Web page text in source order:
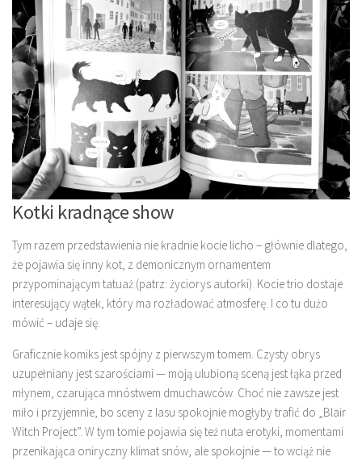
Kotki kradnące show
Tym razem przedstawienia nie kradnie kocie licho – głównie dlatego,
że pojawia się inny kot, z demonicznym ornamentem
przypominającym tatuaż (patrz: życiorys autorki). Kocie trio dostaje
interesujący wątek, który ma rozładować atmosferę. I co tu dużo
mówić – udaje się.
Graficznie komiks jest spójny z pierwszym tomem. Czysty obrys
uzupełniany jest szarościami — moją ulubioną sceną jest łąka przed
młynem, czarująca mnóstwem dmuchawców. Choć nie zawsze jest
miło i przyjemnie, bo sceny z lasu spokojnie mogłyby trafić do „Blair
Witch Project”. W tym tomie pojawia się też nuta erotyki, momentami
przenikająca oniryczny klimat snów, ale spokojnie — to wciąż nie